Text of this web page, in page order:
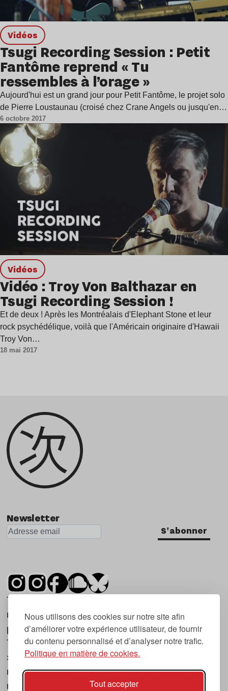
Nous utilisons des cookies sur notre site afin
d’améliorer votre expérience utilisateur, de fournir
du contenu personnalisé et d’analyser notre trafic.
Politique en matière de cookies.
Tout accepter
Vidéos
Tsugi Recording Session : Petit
Fantôme reprend « Tu
ressembles à l’orage »
Aujourd'hui est un grand jour pour Petit Fantôme, le projet solo
de Pierre Loustaunau (croisé chez Crane Angels ou jusqu'en…
6 octobre 2017
Vidéos
Vidéo : Troy Von Balthazar en
Tsugi Recording Session !
Et de deux ! Après les Montréalais d'Elephant Stone et leur
rock psychédélique, voilà que l'Américain originaire d'Hawaii
Troy Von…
18 mai 2017
Newsletter
S'abonner
Tsugi est un mensuel indépendant sur la
musique et les nouvelles tendances, dont la
première parution date de 2007.
Tsugi en japonais signifie « prochain », « suivant
», ce qui correspond à la thématique du
magazine, à l’affût des nouvelles tendances
musicales, qu’elles viennent de la musique